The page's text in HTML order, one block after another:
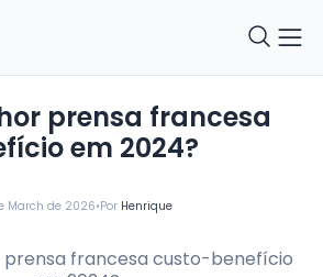
March de 2026•Por Henrique
em 2024?